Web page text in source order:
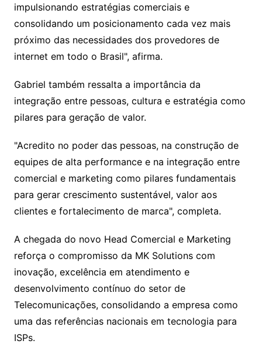
impulsionando estratégias comerciais e
consolidando um posicionamento cada vez mais
próximo das necessidades dos provedores de
internet em todo o Brasil", afirma.
Gabriel também ressalta a importância da
integração entre pessoas, cultura e estratégia como
pilares para geração de valor.
"Acredito no poder das pessoas, na construção de
equipes de alta performance e na integração entre
comercial e marketing como pilares fundamentais
para gerar crescimento sustentável, valor aos
clientes e fortalecimento de marca", completa.
A chegada do novo Head Comercial e Marketing
reforça o compromisso da MK Solutions com
inovação, excelência em atendimento e
desenvolvimento contínuo do setor de
Telecomunicações, consolidando a empresa como
uma das referências nacionais em tecnologia para
ISPs.